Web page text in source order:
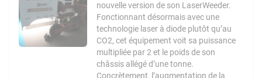
nouvelle version de son LaserWeeder.
Fonctionnant désormais avec une
technologie laser à diode plutôt qu’au
CO2, cet équipement voit sa puissance
multipliée par 2 et le poids de son
châssis allégé d’une tonne.
Concrètement, l’augmentation de la